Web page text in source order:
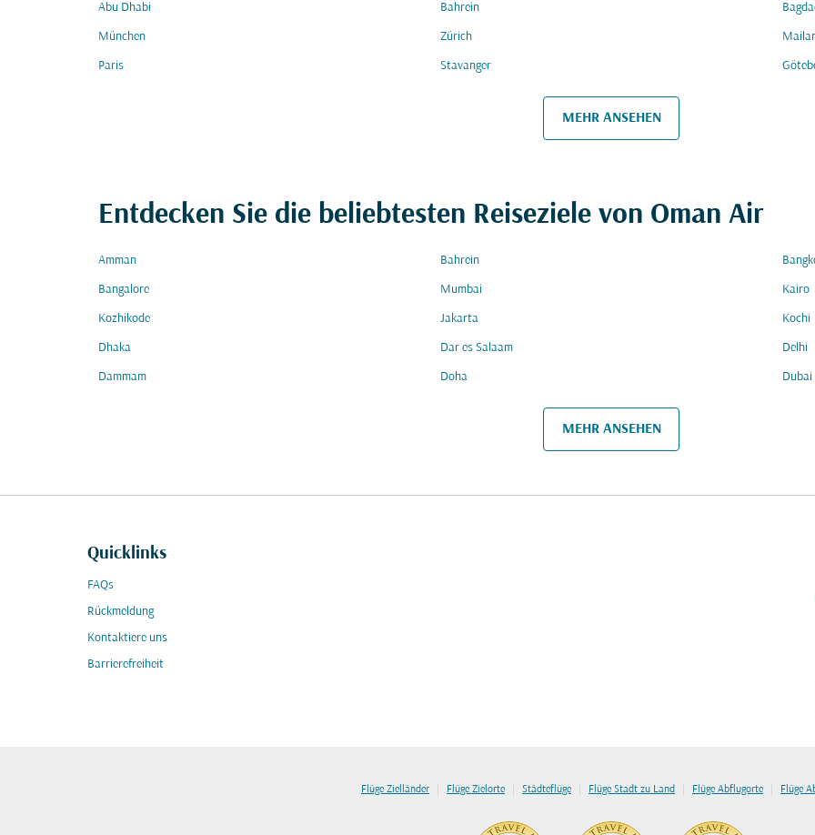
Abu Dhabi Bahrein
München Zürich
Paris Stavanger
MEHR ANSEHEN
Entdecken Sie die beliebtesten Reiseziele von Oman Air
Amman Bahrein
Bangalore Mumbai Kairo
Kozhikode Jakarta Kochi
Dhaka Dar es Salaam Delhi
Dammam Doha Dubai
MEHR ANSEHEN
Quicklinks
FAQs
Rückmeldung
Kontaktiere uns
Barrierefreiheit
Flüge Zielländer | Flüge Zielorte | Städteflüge | Flüge Stadt zu Land | Flüge Abflugorte | Flüge